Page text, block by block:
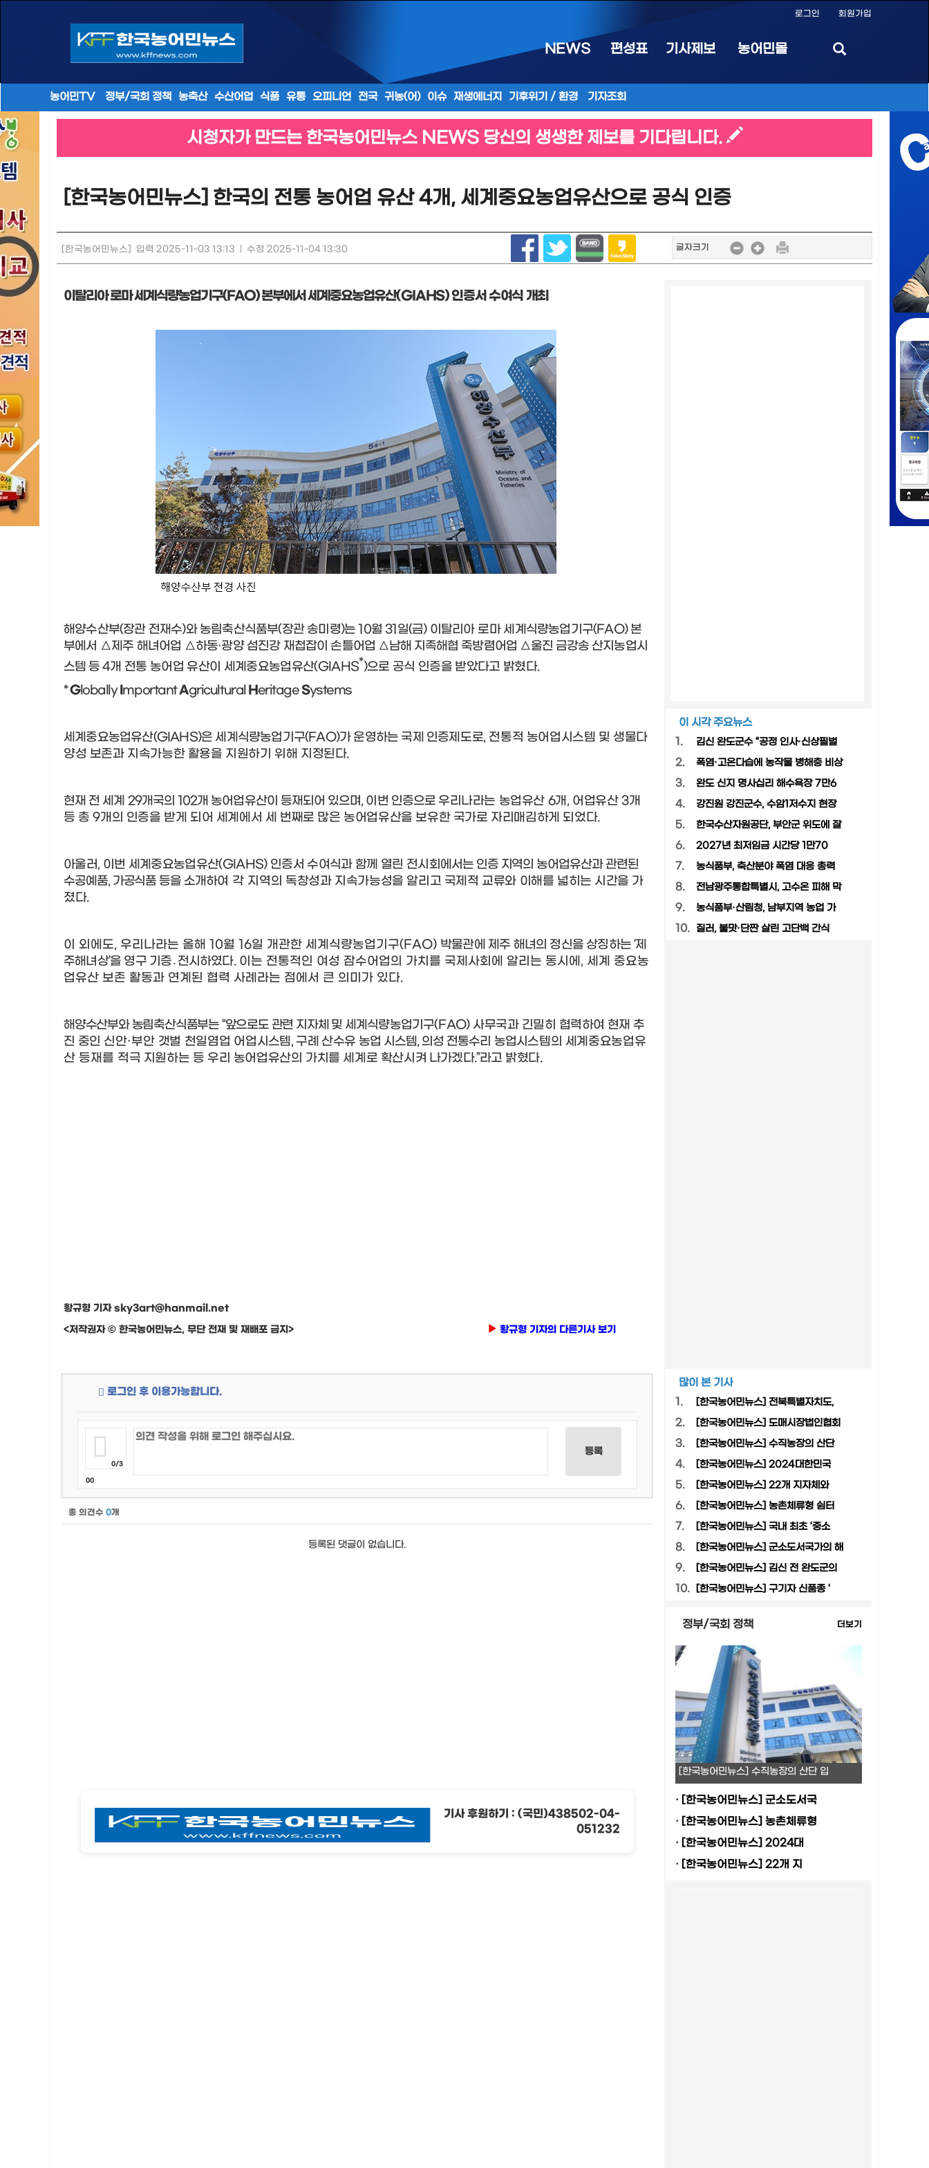
로그인 회원가입
NEWS 편성표 기사제보 농어민몰
농어민TV 정부/국회 정책 농축산 수산어업 식품 유통 오피니언 전국 귀농(어) 이슈 재생에너지 기후위기 / 환경 기자조회
시청자가 만드는 한국농어민뉴스 NEWS 당신의 생생한 제보를 기다립니다.
[한국농어민뉴스] 한국의 전통 농어업 유산 4개, 세계중요농업유산으로 공식 인증
[한국농어민뉴스] 입력 2025-11-03 13:13 수정 2025-11-04 13:30 글자크기
이탈리아 로마 세계식량농업기구(FAO)본부에서 세계중요농업유산(GIAHS)인증서 수여식 개최
해양수산부(장관 전재수)와 농림축산식품부(장관 송미령)는10월31 일(금) 이탈리아 로마 세계식량농업기구(FAO)본
부에서 △제주 해녀어업 △하동·광양 섬진강 재첩잡이 손틀어업 △남해 지족해협 죽방렴어업 △울진 금강송 산지농업시
스템 등4개 전통 농어업 유산이 세계중요농업유산(GIAHS*)으로 공식 인증을 받았다고 밝혔다.
*GloballyImportantAgricultural HeritageSystems
세계중요농업유산(GIAHS)은 세계식량농업기구(FAO)가 운영하는 국제 인증제도로, 전통적 농어업시스템 및 생물다
양성 보존과 지속가능한 활용을 지원하기 위해 지정된다.
현재 전 세계 29개국의 102개 농어업유산이 등재되어 있으며, 이번 인증으로 우리나라는 농업유산 6개, 어업유산3개
등 총9개의 인증을 받게 되어 세계에서 세 번째로 많은 농어업유산을 보유한 국가로 자리매김하게 되었다.
아울러, 이번 세계중요농업유산(GIAHS) 인증서 수여식과 함께 열린 전시회 에서는 인증 지역의 농어업유산과 관련된
수공예품, 가공식품 등을 소개하여 각 지 역의 독창성과 지속가능성을 알리고 국제적 교류와 이해를 넓히는 시 간을 가
졌다.
이 외에도, 우리나라는 올해 10월 16일 개관한 세계식량농업기구(FAO) 박물관에 제주 해녀의 정신을 상징하는‘제
주해녀상’을 영구 기증․전시하였다. 이는 전통적인 여성 잠수어업의 가치를 국제사회에 알리는 동시에 , 세계 중요농
업유산 보존 활동과 연계된 협력 사례라는 점에서 큰 의미가 있다.
해양수산부와 농림축산식품부는“앞으로도 관련 지자체 및 세계식량농업기구(FAO) 사무국과 긴밀히 협력하여 현재 추
진 중인 신안·부안 갯벌 천일염업 어업시스템, 구례 산수유 농업 시스템, 의성 전통수리 농업시스템의 세계중요농업유
산 등재를 적극 지원하는 등 우리 농어업유산의 가치를 세계로 확산시 켜 나가겠다.”라고 밝혔다.
황규형 기자 sky3art@hanmail.net
<저작권자 © 한국농어민뉴스, 무단 전재 및 재배포 금지>
황규형 기자의 다른기사 보기
로그인 후 이용가능합니다.
0/3
00
등록
총 의견수 0개
등록된 댓글이 없습니다.
기사 후원하기 : (국민)438502-04-
051232
이 시각 주요뉴스
1.
김신 완도군수 “공정 인사·신상필벌
2. 폭염·고온다습에 농작물 병해충 비상
3. 완도 신지 명사십리 해수욕장 7만6
4. 강진원 강진군수, 수암1저수지 현장
5. 한국수산자원공단, 부안군 위도에 잘
6. 2027년 최저임금 시간당 1만70
7. 농식품부, 축산분야 폭염 대응 총력
8. 전남광주통합특별시, 고수온 피해 막
9. 농식품부·산림청, 남부지역 농업 가
10. 질러, 불맛·단짠 살린 고단백 간식
많이 본 기사
1.
[한국농어민뉴스] 전북특별자치도,
2. [한국농어민뉴스] 도매시장법인협회
3. [한국농어민뉴스] 수직농장의 산단
4. [한국농어민뉴스] 2024대한민국
5. [한국농어민뉴스] 22개 지자체와
6. [한국농어민뉴스] 농촌체류형 쉼터
7. [한국농어민뉴스] 국내 최초 ‘중소
8. [한국농어민뉴스] 군소도서국가의 해
9. [한국농어민뉴스] 김신 전 완도군의
10. [한국농어민뉴스] 구기자 신품종 ‘
정부/국회 정책 더보기
[한국농어민뉴스] 수직농장의 산단 입
· [한국농어민뉴스] 군소도서국
· [한국농어민뉴스] 농촌체류형
· [한국농어민뉴스] 2024대
· [한국농어민뉴스] 22개 지